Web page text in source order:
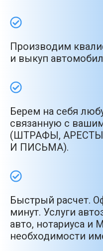
Производим
и выкуп
Берем на себя
связанную с
(ШТРАФЫ,
И ПИСЬМА).
Быстрый расчет.
минут. Услуги
авто, нотариуса и
необходимости